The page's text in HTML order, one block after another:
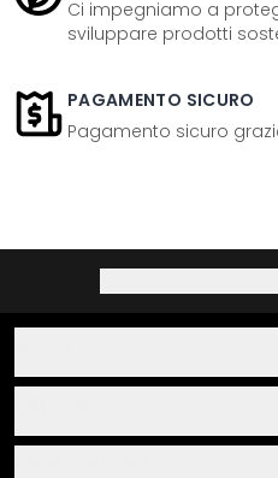
Ci impegniamo a
sviluppare prodotti
PAGAMENTO SICURO
Pagamento sicuro
Chi siamo